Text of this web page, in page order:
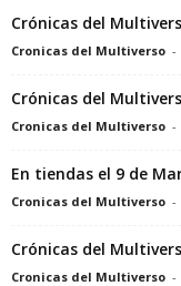
Crónicas del
Cronicas del Multiverso -
Crónicas del
Cronicas del Multiverso -
En tiendas el 9 de
Cronicas del Multiverso -
Crónicas del
Cronicas del Multiverso -